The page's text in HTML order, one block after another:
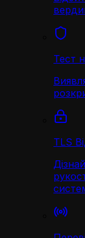
Тест
TLS